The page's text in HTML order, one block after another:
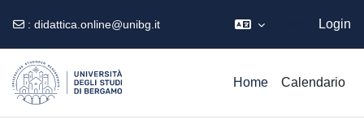
: didattica.online@unibg.it Login
Home Calendario